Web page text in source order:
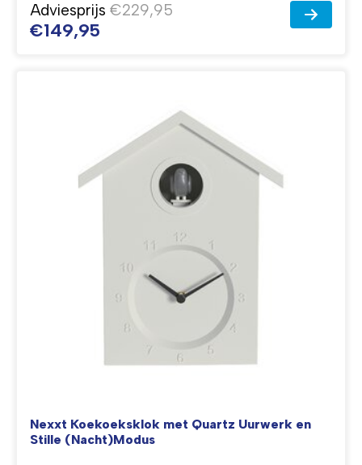
Adviesprijs €229,95
€149,95
Nexxt Koekoeksklok met Quartz Uurwerk en
Stille (Nacht)Modus